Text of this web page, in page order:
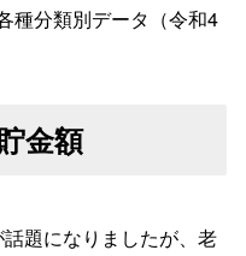
種分類別データ（令和4
金額
題になりましたが、老